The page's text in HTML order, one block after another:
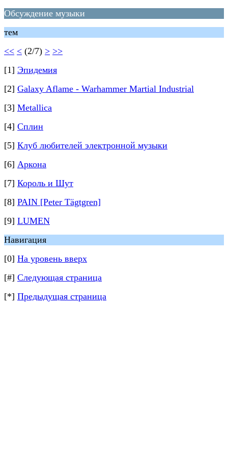
Обсуждение музыки
тем
<< < (2/7) > >>
[1] Эпидемия
[2] Galaxy Aflame - Warhammer Martial Industrial
[3] Metallica
[4] Сплин
[5] Клуб любителей электронной музыки
[6] Аркона
[7] Король и Шут
[8] PAIN [Peter Tägtgren]
[9] LUMEN
Навигация
[0] На уровень вверх
[#] Следующая страница
[*] Предыдущая страница